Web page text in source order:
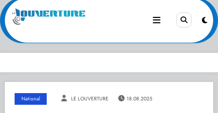
National LE LOUVERTURE 18.08.2025